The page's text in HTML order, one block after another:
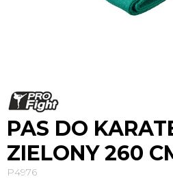
PAS DO
ZIELONY 260
P4976